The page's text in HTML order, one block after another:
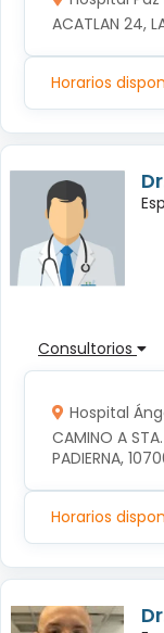
ACATLAN 24,
Horarios
Consultorios
Hospital
CAMINO A STA.
PADIERNA,
Horarios